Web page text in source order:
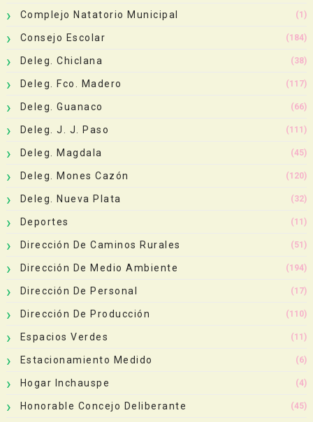
Complejo Natatorio Municipal (1)
Consejo Escolar (184)
Deleg. Chiclana (38)
Deleg. Fco. Madero (117)
Deleg. Guanaco (66)
Deleg. J. J. Paso (111)
Deleg. Magdala (45)
Deleg. Mones Cazón (120)
Deleg. Nueva Plata (32)
Deportes (11)
Dirección De Caminos Rurales (51)
Dirección De Medio Ambiente (194)
Dirección De Personal (17)
Dirección De Producción (110)
Espacios Verdes (11)
Estacionamiento Medido (6)
Hogar Inchauspe (4)
Honorable Concejo Deliberante (45)